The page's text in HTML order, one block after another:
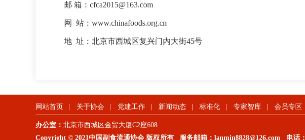
邮 箱：cfca2015@163.com
网 站：www.chinafoods.org.cn
地 址：北京市西城区复兴门内大街45号
网站首页 关于协会 党建工作 新闻动态 标准化 专家智库 会员专区
办公室： 北京市西城区金贸大厦C2座608
Copyright © 2021中国副食流通协会 版权所有 服务邮箱：lanmin8828@126.com 电话：